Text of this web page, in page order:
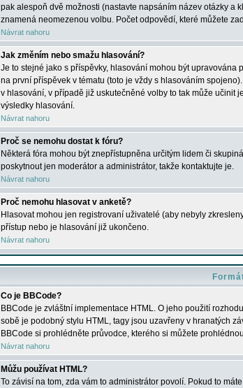
pak alespoň dvě možnosti (nastavte napsáním název otázky a
znamená neomezenou volbu. Počet odpovědí, které můžete
Návrat nahoru
Jak změním nebo smažu hlasování?
Je to stejné jako s příspěvky, hlasování mohou být
na první příspěvek v tématu (toto je vždy s hlasováním
v hlasování, v případě již uskutečněné volby to tak může učinit
výsledky hlasování.
Návrat nahoru
Proč se nemohu dostat k fóru?
Některá fóra mohou být znepřístupněna určitým lidem či
poskytnout jen moderátor a administrátor, takže kontaktujte je.
Návrat nahoru
Proč nemohu hlasovat v anketě?
Hlasovat mohou jen registrovaní uživatelé (aby nebyly
přístup nebo je hlasování již ukončeno.
Návrat nahoru
Co je BBCode?
BBCode je zvláštní implementace HTML. O jeho použití
sobě je podobný stylu HTML, tagy jsou uzavřeny v hranatých
BBCode si prohlédněte průvodce, kterého si můžete
Návrat nahoru
Můžu používat HTML?
To závisí na tom, zda vám to administrátor povolí. Pokud to